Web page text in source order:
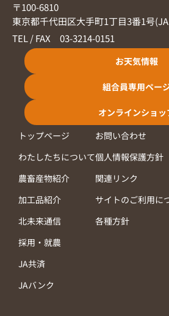
〒100-6810
東京都千代田区大手町1丁目3番1号
TEL / FAX 03-3214-0151
お天気情報
組合員専用ペー
オンラインショッ
トップページ
わたしたちについて
農畜産物紹介
加工品紹介
北未来通信
採用・就農
JA共済
JAバンク
お問い合わせ
個人情報保護方針
関連リンク
サイトのご利用に
各種方針